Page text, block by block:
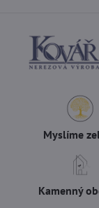
Myslíme
Kamenný